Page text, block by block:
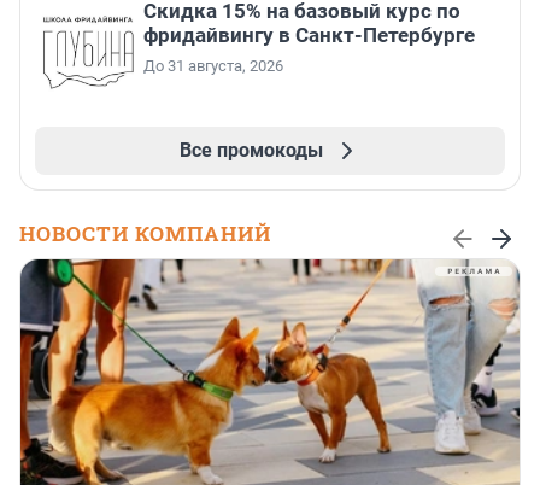
Скидка 15% на базовый курс по
фридайвингу в Санкт-Петербурге
До 31 августа, 2026
Все промокоды
НОВОСТИ КОМПАНИЙ